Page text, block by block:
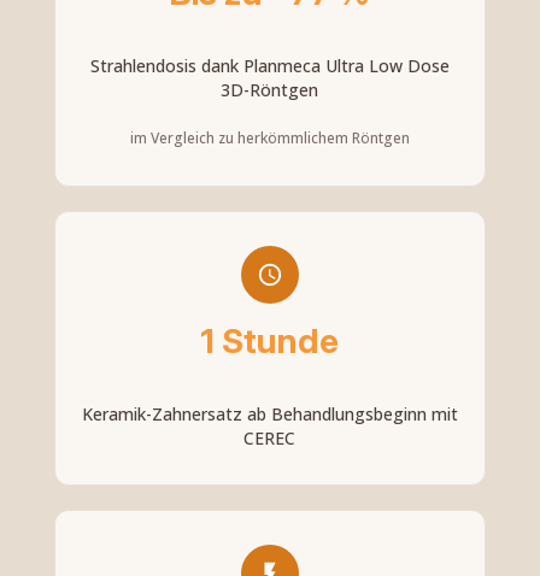
Strahlendosis dank Planmeca Ultra Low Dose
3D-Röntgen
im Vergleich zu herkömmlichem Röntgen
1 Stunde
Keramik-Zahnersatz ab Behandlungsbeginn mit
CEREC